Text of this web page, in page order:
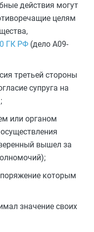
действия могут
целям
ГК РФ (дело А09-
третьей стороны
супруга на
или органом
вышел за
которым
значение своих